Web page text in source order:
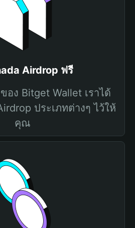
Airdrop ฟรี
อง Bitget Wallet เราได้
ประเภทต่างๆ ไว้ให้
คุณ